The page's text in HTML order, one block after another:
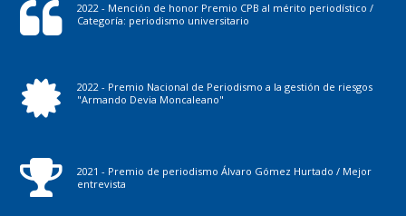
2022 - Mención de honor Premio CPB al mérito periodístico /
Categoría: periodismo universitario
2022 - Premio Nacional de Periodismo a la gestión de riesgos
"Armando Devia Moncaleano"
2021 - Premio de periodismo Álvaro Gómez Hurtado / Mejor
entrevista